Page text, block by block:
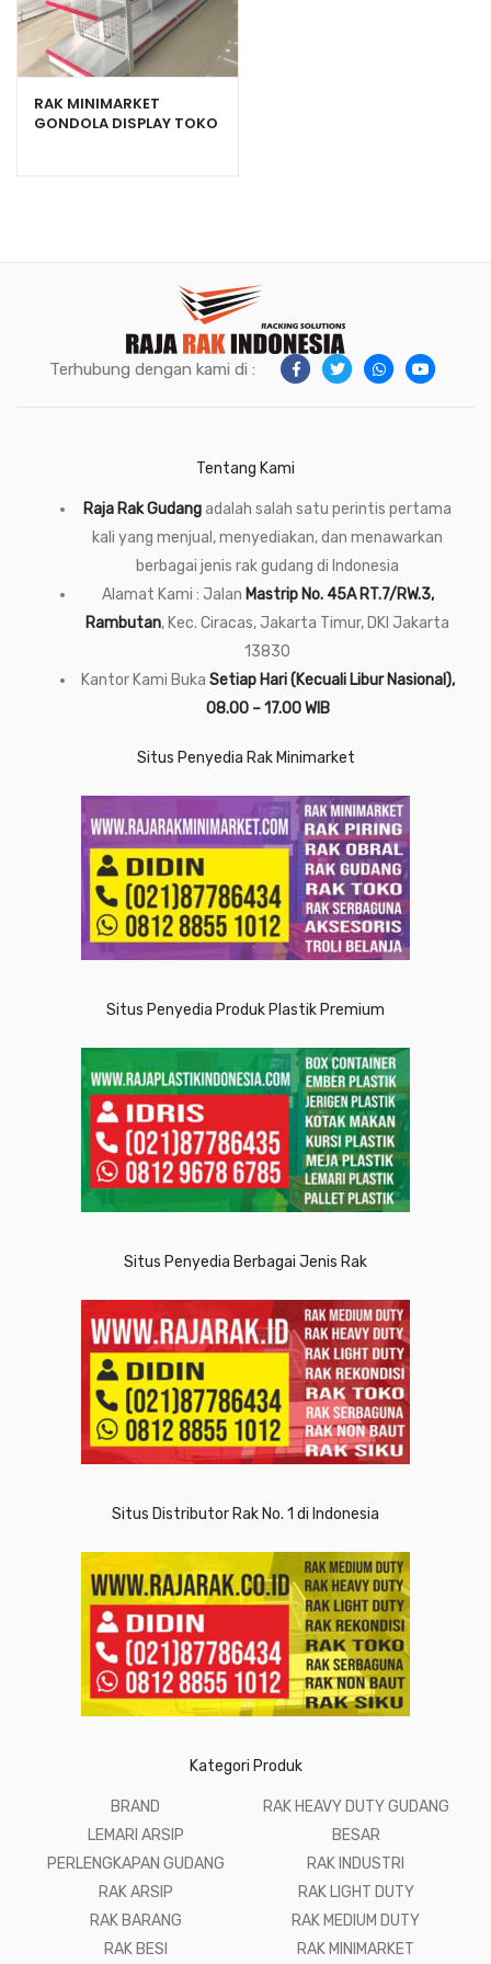
RAK MINIMARKET
GONDOLA DISPLAY TOKO
Terhubung dengan kami di :
Tentang Kami
Raja Rak Gudangadalah salah satu perintis pertama
kali yang menjual, menyediakan, dan menawarkan
berbagai jenis rak gudang di Indonesia
Alamat Kami : Jalan Mastrip No. 45A RT.7/RW.3,
Rambutan, Kec. Ciracas, Jakarta Timur, DKI Jakarta
13830
Kantor Kami Buka Setiap Hari (Kecuali Libur Nasional),
08.00 – 17.00 WIB
Situs Penyedia Rak Minimarket
Situs Penyedia Produk Plastik Premium
Situs Penyedia Berbagai Jenis Rak
Situs Distributor Rak No. 1 di Indonesia
Kategori Produk
BRAND
LEMARI ARSIP
PERLENGKAPAN GUDANG
RAK ARSIP
RAK BARANG
RAK BESI
RAK HEAVY DUTY GUDANG
BESAR
RAK INDUSTRI
RAK LIGHT DUTY
RAK MEDIUM DUTY
RAK MINIMARKET